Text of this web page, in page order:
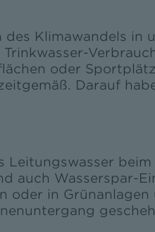
Klimawandels in
oder
Darauf
Leitungswasser beim
auch Wasserspar-
oder in